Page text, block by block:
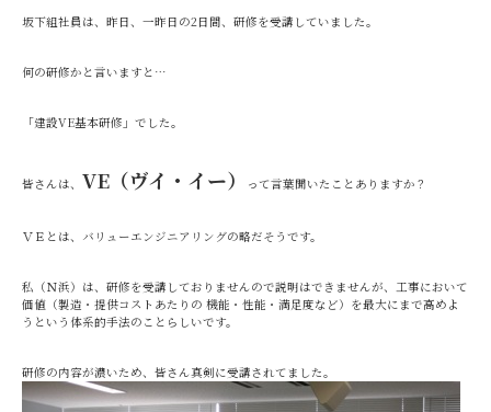
坂下組社員は、昨日、一昨日の2日間、研修を受講していました。
何の研修かと言いますと…
「建設VE基本研修」でした。
皆さんは、 VE（ヴイ・イー） って言葉聞いたことありますか？
ＶＥとは、バリューエンジニアリングの略だそうです。
私（Ｎ浜）は、研修を受講しておりませんので説明はできませんが、工事において
価値（製造・提供コストあたりの 機能・性能・満足度など）を最大にまで高めよ
うという体系的手法のことらしいです。
研修の内容が濃いため、皆さん真剣に受講されてました。